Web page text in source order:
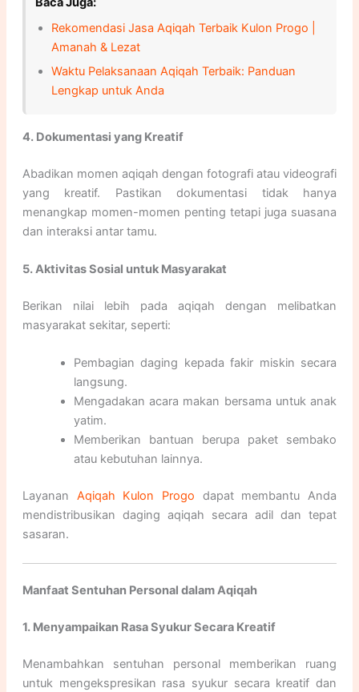
Rekomendasi Jasa Aqiqah Terbaik Kulon Progo |
Amanah & Lezat
Waktu Pelaksanaan Aqiqah Terbaik: Panduan
Lengkap untuk Anda
4. Dokumentasi yang Kreatif
Abadikan momen aqiqah dengan fotografi atau videografi
yang kreatif. Pastikan dokumentasi tidak hanya
menangkap momen-momen penting tetapi juga suasana
dan interaksi antar tamu.
5. Aktivitas Sosial untuk Masyarakat
Berikan nilai lebih pada aqiqah dengan melibatkan
masyarakat sekitar, seperti:
Pembagian daging kepada fakir miskin secara
langsung.
Mengadakan acara makan bersama untuk anak
yatim.
Memberikan bantuan berupa paket sembako
atau kebutuhan lainnya.
Layanan Aqiqah Kulon Progo dapat membantu Anda
mendistribusikan daging aqiqah secara adil dan tepat
sasaran.
Manfaat Sentuhan Personal dalam Aqiqah
1. Menyampaikan Rasa Syukur Secara Kreatif
Menambahkan sentuhan personal memberikan ruang
untuk mengekspresikan rasa syukur secara kreatif dan